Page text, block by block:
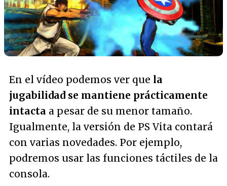
En el vídeo podemos ver que la
jugabilidad se mantiene prácticamente
intacta a pesar de su menor tamaño.
Igualmente, la versión de PS Vita contará
con varias novedades. Por ejemplo,
podremos usar las funciones táctiles de la
consola.